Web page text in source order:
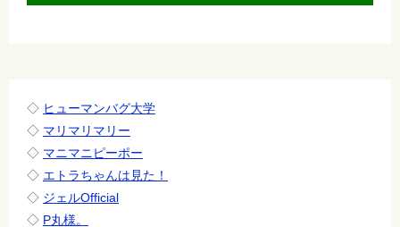
◇ ヒューマンバグ大学
◇ マリマリマリー
◇ マニマニピーポー
◇ エトラちゃんは見た！
◇ ジェルOfficial
◇ P丸様。